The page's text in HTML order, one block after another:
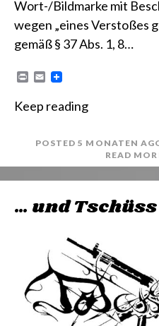
Wort-/Bildmarke mit
wegen „eines Verstoßes
gemäß § 37 Abs. 1, 8…
P
n
E
i
Keep reading
POSTED5 MONATEN
READ
… und Tschüss